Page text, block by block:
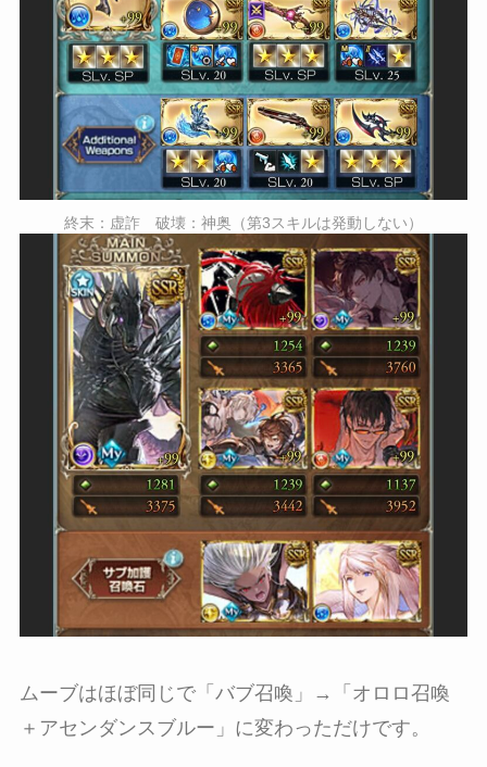
終末：虚詐 破壊：神奥（第3スキルは発動しない）
ムーブはほぼ同じで「バブ召喚」→「オロロ召喚
＋アセンダンスブルー」に変わっただけです。